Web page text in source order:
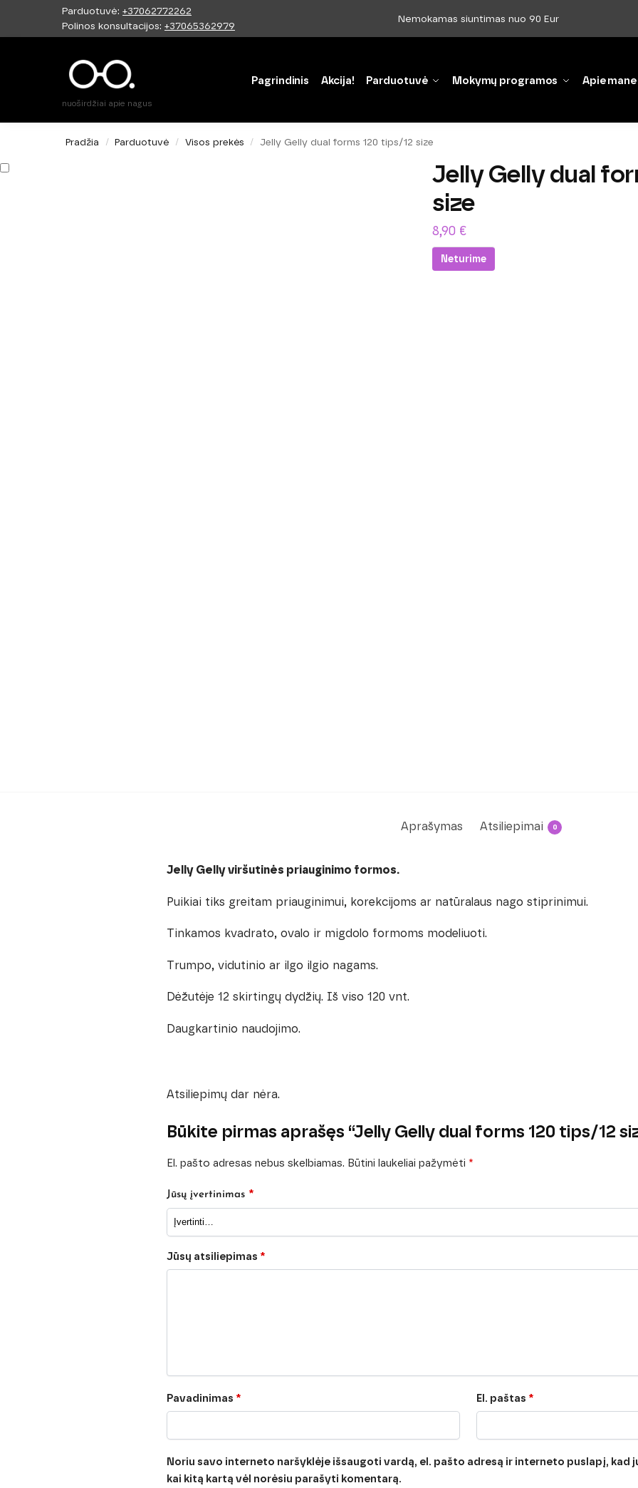
Parduotuvė: +37062772262
Polinos konsultacijos: +37065362979
Nemokamas siuntimas nuo 90 Eur
nuoširdžiai apie nagus
Pagrindinis Akcija! Parduotuvė Mokymų programos Apie mane
Paieška
Pradžia / Parduotuvė / Visos prekės / Jelly Gelly dual forms 120 tips/12 size
Jelly Gelly dual
size
8,90 €
Neturime
Aprašymas Atsiliepimai 0
Jelly Gelly viršutinės priauginimo formos.
Puikiai tiks greitam priauginimui, korekcijoms ar natūralaus nago stiprinimui.
Tinkamos kvadrato, ovalo ir migdolo formoms modeliuoti.
Trumpo, vidutinio ar ilgo ilgio nagams.
Dėžutėje 12 skirtingų dydžių. Iš viso 120 vnt.
Daugkartinio naudojimo.
Atsiliepimų dar nėra.
Būkite pirmas aprašęs “Jelly Gelly dual forms 120 tips/12
El. pašto adresas nebus skelbiamas. Būtini laukeliai pažymėti *
Jūsų įvertinimas *
Jūsų atsiliepimas *
Pavadinimas * El. paštas *
Noriu savo interneto naršyklėje išsaugoti vardą, el. pašto adresą ir interneto puslapį, kad
kai kitą kartą vėl norėsiu parašyti komentarą.